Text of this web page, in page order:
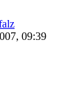
09:39